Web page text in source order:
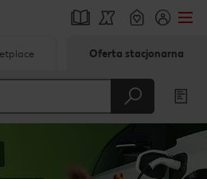
Oferta stacjonarna